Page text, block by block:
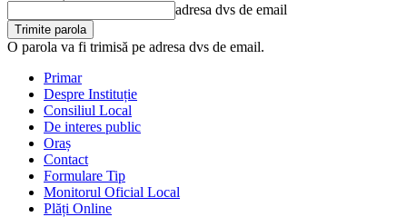
adresa dvs de email
O parola va fi trimisă pe adresa dvs de email.
Primar
Despre Instituție
Consiliul Local
De interes public
Oraș
Contact
Formulare Tip
Monitorul Oficial Local
Plăți Online